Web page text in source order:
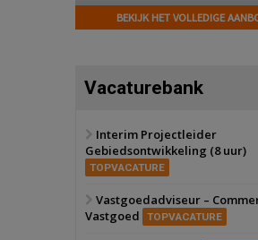
17 september 2026
Voormalig
Zwanenburg
6 oktober 2026
BEKIJK HET VOLLEDIGE
Vacaturebank
Interim Projectleider
Gebiedsontwikkeling (8 uur)
TOPVACATURE
Vastgoedadviseur –
Vastgoed
TOPVACATURE